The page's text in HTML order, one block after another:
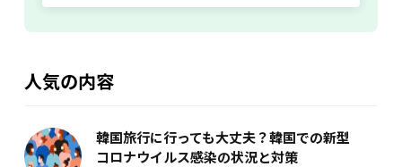
人気の内容
韓国旅行に行っても大丈夫？韓国での新型
コロナウイルス感染の状況と対策